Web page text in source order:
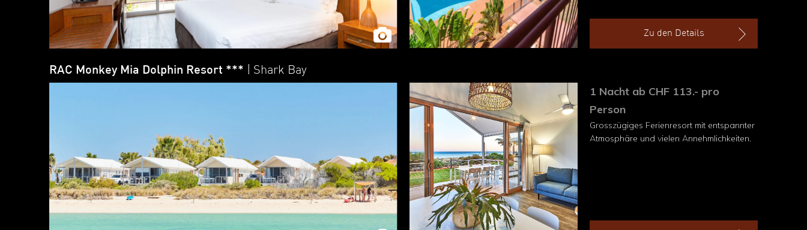
Zu den Details
RAC Monkey Mia Dolphin Resort *** | Shark Bay
1 Nacht ab CHF 113.- pro
Person
Grosszügiges Ferienresort mit entspannter
Atmosphäre und vielen Annehmlichkeiten.